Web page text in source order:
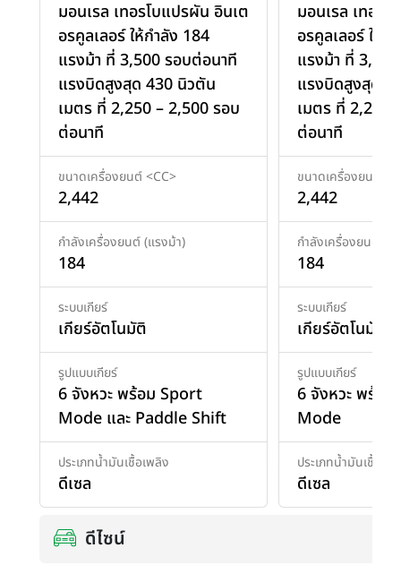
มอนเรล เทอรโบแปรผัน อินเต
อรคูลเลอร์ ให้กำลัง 184
แรงม้า ที่ 3,500 รอบต่อนาที
แรงบิดสูงสุด 430 นิวตัน
เมตร ที่ 2,250 – 2,500 รอบ
ต่อนาที
ขนาดเครื่องยนต์ <CC>
2,442
กำลังเครื่องยนต์ (แรงม้า)
184
ระบบเกียร์
เกียร์อัตโนมัติ
รูปแบบเกียร์
6 จังหวะ พร้อม Sport
Mode และ Paddle Shift
ประเภทน้ำมันเชื้อเพลิง
ดีเซล
มอนเรล เทอร
อรคูลเลอร์ ให้ก
แรงม้า ที่
แรงบิดสูงสุด
เมตร ที่ 2,250
ต่อนาที
ขนาดเครื่องยนต์
2,442
กำลังเครื่องยนต์ (แ
184
ระบบเกียร์
เกียร์อัตโนมัติ
รูปแบบเกียร์
6 จังหวะ พร้อ
Mode
ประเภทน้ำมันเชื้อเพ
ดีเซล
ดีไซน์